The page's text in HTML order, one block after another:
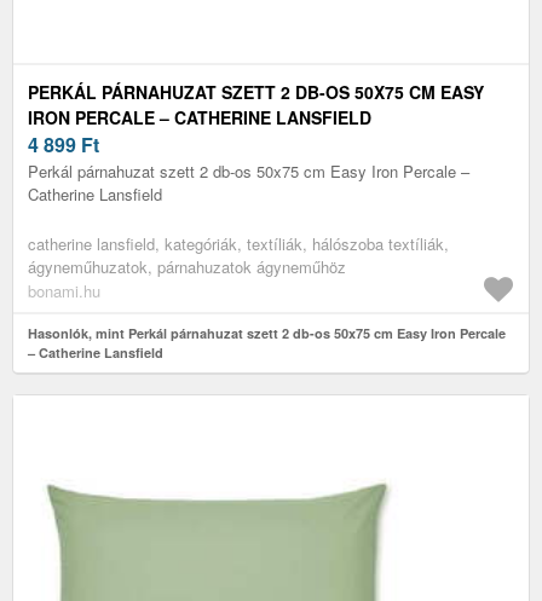
PERKÁL PÁRNAHUZAT SZETT 2 DB-OS 50X75 CM EASY
IRON PERCALE – CATHERINE LANSFIELD
4 899 Ft
Perkál párnahuzat szett 2 db-os 50x75 cm Easy Iron Percale –
Catherine Lansfield
catherine lansfield, kategóriák, textíliák, hálószoba textíliák,
ágyneműhuzatok, párnahuzatok ágyneműhöz
bonami.hu
Hasonlók, mint Perkál párnahuzat szett 2 db-os 50x75 cm Easy Iron Percale
– Catherine Lansfield